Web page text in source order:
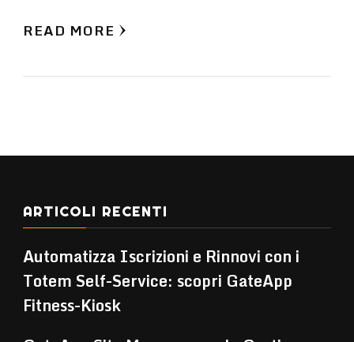
READ MORE
ARTICOLI RECENTI
Automatizza Iscrizioni e Rinnovi con i
Totem Self-Service: scopri GateApp
Fitness-Kiosk